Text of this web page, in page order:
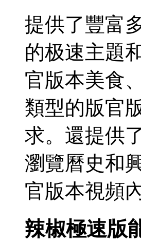
提供了豐富
的极速主題
官版本美食
類型的版官
求。還提供
瀏覽曆史和
官版本視頻
辣椒極速版